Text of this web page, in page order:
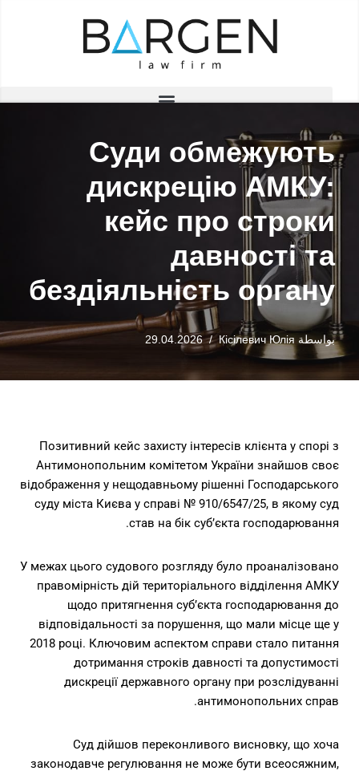
Суди обмежують
дискрецію АМКУ:
кейс про строки
давності та
бездіяльність органу
بواسطة Кісілевич Юлія
29.04.2026
Позитивний кейс захисту інтересів клієнта у спорі з
Антимонопольним комітетом України знайшов своє
відображення у нещодавньому рішенні Господарського
суду міста Києва у справі № 910/6547/25, в якому суд
став на бік суб’єкта господарювання.
У межах цього судового розгляду було проаналізовано
правомірність дій територіального відділення АМКУ
щодо притягнення суб’єкта господарювання до
відповідальності за порушення, що мали місце ще у
2018 році. Ключовим аспектом справи стало питання
дотримання строків давності та допустимості
дискреції державного органу при розслідуванні
антимонопольних справ.
Суд дійшов переконливого висновку, що хоча
законодавче регулювання не може бути всеосяжним,